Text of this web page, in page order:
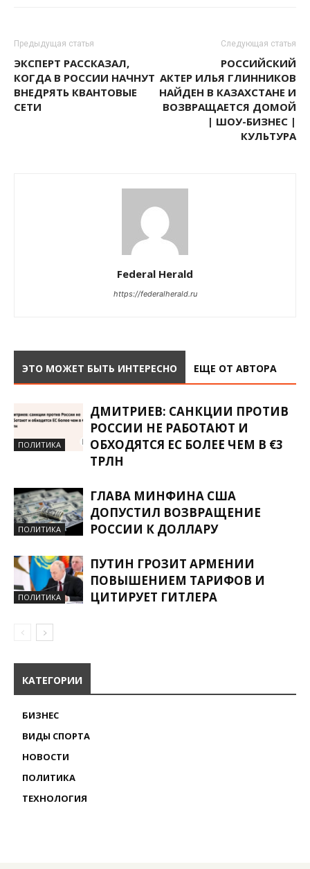
Предыдущая статья
ЭКСПЕРТ РАССКАЗАЛ,
КОГДА В РОССИИ НАЧНУТ
ВНЕДРЯТЬ КВАНТОВЫЕ
СЕТИ
Следующая статья
РОССИЙСКИЙ
АКТЕР ИЛЬЯ ГЛИННИКОВ
НАЙДЕН В КАЗАХСТАНЕ И
ВОЗВРАЩАЕТСЯ ДОМОЙ
| ШОУ-БИЗНЕС |
КУЛЬТУРА
Federal Herald
https://federalherald.ru
ЭТО МОЖЕТ БЫТЬ ИНТЕРЕСНО ЕЩЕ ОТ АВТОРА
ПОЛИТИКА
ДМИТРИЕВ: САНКЦИИ ПРОТИВ
РОССИИ НЕ РАБОТАЮТ И
ОБХОДЯТСЯ ЕС БОЛЕЕ ЧЕМ В €3
ТРЛН
ПОЛИТИКА
ГЛАВА МИНФИНА США
ДОПУСТИЛ ВОЗВРАЩЕНИЕ
РОССИИ К ДОЛЛАРУ
ПОЛИТИКА
ПУТИН ГРОЗИТ АРМЕНИИ
ПОВЫШЕНИЕМ ТАРИФОВ И
ЦИТИРУЕТ ГИТЛЕРА
КАТЕГОРИИ
БИЗНЕС
ВИДЫ СПОРТА
НОВОСТИ
ПОЛИТИКА
ТЕХНОЛОГИЯ